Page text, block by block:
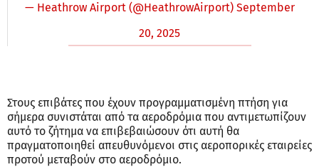
— Heathrow Airport (@HeathrowAirport) September
20, 2025
Στους επιβάτες που έχουν προγραμματισμένη πτήση για
σήμερα συνιστάται από τα αεροδρόμια που αντιμετωπίζουν
αυτό το ζήτημα να επιβεβαιώσουν ότι αυτή θα
πραγματοποιηθεί απευθυνόμενοι στις αεροπορικές εταιρείες
προτού μεταβούν στο αεροδρόμιο.